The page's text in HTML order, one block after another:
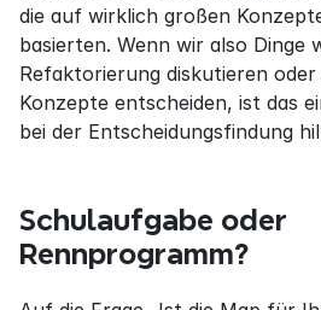
die auf wirklich großen
basierten. Wenn wir also Dinge
Refaktorierung diskutieren
Konzepte entscheiden, ist das
bei der Entscheidungsfindung
Schulaufgabe oder
Rennprogramm?